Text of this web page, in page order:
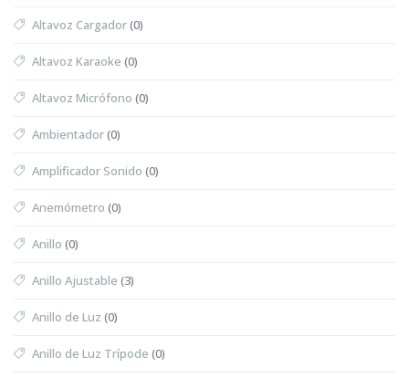
Altavoz Cargador(0)
Altavoz Karaoke (0)
Altavoz Micrófono (0)
Ambientador(0)
Amplificador Sonido (0)
Anemómetro (0)
Anillo (0)
Anillo Ajustable (3)
Anillo de Luz (0)
Anillo de Luz Trípode (0)